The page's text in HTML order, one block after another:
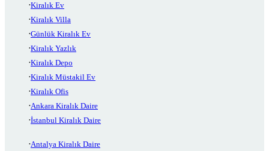
Kiralık Ev
Kiralık Villa
Günlük Kiralık Ev
Kiralık Yazlık
Kiralık Depo
Kiralık Müstakil Ev
Kiralık Ofis
Ankara Kiralık Daire
İstanbul Kiralık Daire
Antalya Kiralık Daire